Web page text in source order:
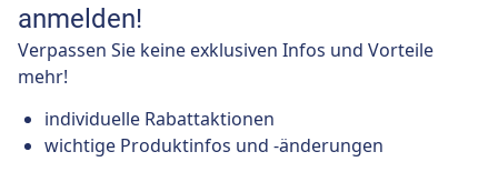
anmelden!
Verpassen Sie keine exklusiven Infos und Vorteile
mehr!
individuelle Rabattaktionen
wichtige Produktinfos und -änderungen